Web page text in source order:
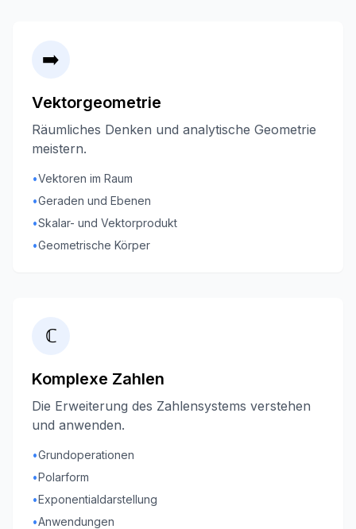
➡️
Vektorgeometrie
Räumliches Denken und analytische Geometrie
meistern.
•Vektoren im Raum
•Geraden und Ebenen
•Skalar- und Vektorprodukt
•Geometrische Körper
ℂ
Komplexe Zahlen
Die Erweiterung des Zahlensystems verstehen
und anwenden.
•Grundoperationen
•Polarform
•Exponentialdarstellung
•Anwendungen